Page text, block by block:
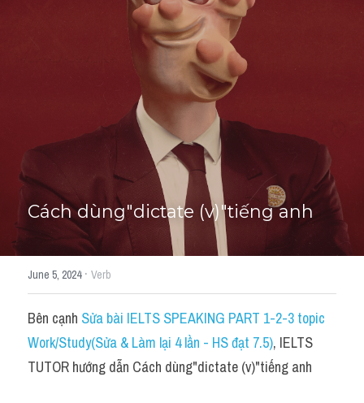
Cách dùng"dictate (v)"tiếng anh
June 5, 2024· Verb
Bên cạnh Sửa bài IELTS SPEAKING PART 1-2-3 topic
Work/Study(Sửa & Làm lại 4 lần - HS đạt 7.5), IELTS
TUTOR hướng dẫn Cách dùng"dictate (v)"tiếng anh